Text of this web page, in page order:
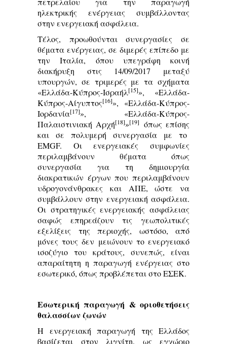
ηλεκτρικής ενέργειας συμβάλλοντας
στην ενεργειακή ασφάλεια.
Τέλος, προωθούνται συνεργασίες σε
θέματα ενέργειας, σε διμερές επίπεδο με
την Ιταλία, όπου υπεγράφη κοινή
διακήρυξη στις 14/09/2017 μεταξύ
υπουργών, σε τριμερές με τα σχήματα
«Ελλάδα-Κύπρος-Ισραήλ[15]», «Ελλάδα-
Κύπρος-Αίγυπτος[16]», «Ελλάδα-Κύπρος-
Ιορδανία[17]», «Ελλάδα-Κύπρος-
Παλαιστινιακή Αρχή[18]»[19]
όπως επίσης
και σε πολυμερή συνεργασία με το
EMGF. Οι ενεργειακές συμφωνίες
περιλαμβάνουν θέματα όπως
συνεργασία για τη δημιουργία
διακρατικών έργων που περιλαμβάνουν
υδρογονάνθρακες και ΑΠΕ, ώστε να
συμβάλλουν στην ενεργειακή ασφάλεια.
Οι στρατηγικές ενεργειακής ασφάλειας
σαφώς επηρεάζουν τις γεωπολιτικές
εξελίξεις της περιοχής, ωστόσο, από
μόνες τους δεν μειώνουν το ενεργειακό
ισοζύγιο του κράτους, συνεπώς, είναι
απαραίτητη η παραγωγή ενέργειας στο
εσωτερικό, όπως προβλέπεται στο ΕΣΕΚ.
Εσωτερική παραγωγή & οριοθετήσεις
θαλασσίων ζωνών
Η ενεργειακή παραγωγή της Ελλάδος
βασίζεται στον λιγνίτη, ως εγχώριο